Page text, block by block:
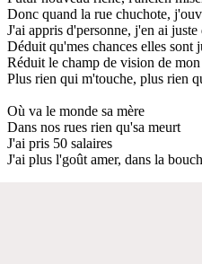
Donc quand la rue chuchote,
J'ai appris d'personne, j'en ai juste
Déduit qu'mes chances elles sont
Réduit le champ de vision de
Plus rien qui m'touche, plus rien
Où va le monde sa mère
Dans nos rues rien qu'sa meurt
J'ai pris 50 salaires
J'ai plus l'goût amer, dans la